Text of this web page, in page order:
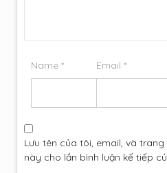
Name * Email *
Lưu tên của tôi, email, và
này cho lần bình luận kế tiếp